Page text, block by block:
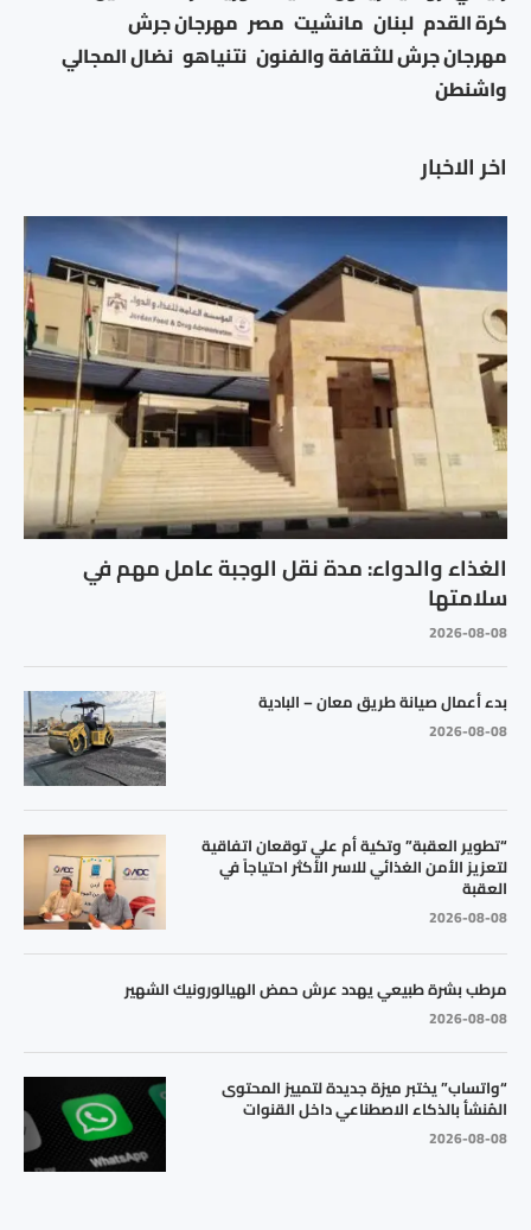
اخر الاخبار
الغذاء والدواء: مدة نقل الوجبة عامل مهم في
سلامتها
2026-08-08
بدء أعمال صيانة طريق معان – البادية
2026-08-08
“تطوير العقبة” وتكية أم علي توقعان اتفاقية
لتعزيز الأمن الغذائي للاسر الأكثر احتياجاً في
العقبة
2026-08-08
مرطب بشرة طبيعي يهدد عرش حمض الهيالورونيك الشهير
2026-08-08
“واتساب” يختبر ميزة جديدة لتمييز المحتوى
المُنشأ بالذكاء الاصطناعي داخل القنوات
2026-08-08
كرة القدم لبنان مانشيت مصر مهرجان جرش
مهرجان جرش للثقافة والفنون نتنياهو نضال المجالي
واشنطن